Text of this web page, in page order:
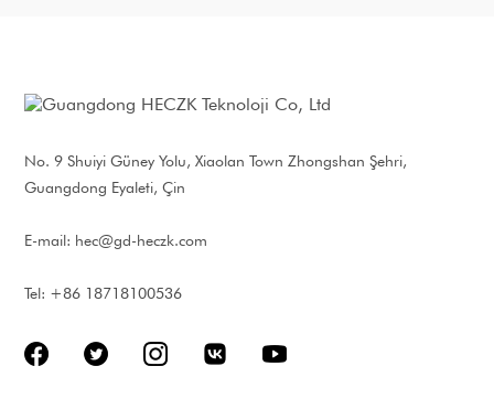
No. 9 Shuiyi Güney Yolu, Xiaolan Town Zhongshan Şehri,
Guangdong Eyaleti, Çin
E-mail: hec@gd-heczk.com
Tel: +86 18718100536